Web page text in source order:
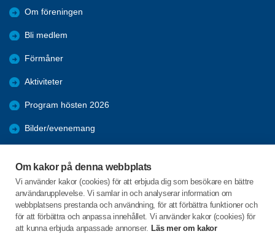
Om kakor på denna webbplats
Vi använder kakor (cookies) för att erbjuda dig som besökare en bättre
användarupplevelse. Vi samlar in och analyserar information om
webbplatsens prestanda och användning, för att förbättra funktioner och
för att förbättra och anpassa innehållet. Vi använder kakor (cookies) för
att kunna erbjuda anpassade annonser. Läs mer om kakor
Om föreningen
Bli medlem
Förmåner
Aktiviteter
Program hösten 2026
Bilder/evenemang
Samverkan
Digital inkludering